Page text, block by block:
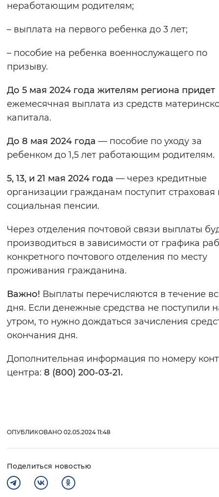
Звуковой ассистент
Воспроизвести Остановить
неработающим родителям;
– выплата на первого ребенка до 3 лет;
– пособие на ребенка военнослужащего по
призыву.
До 5 мая 2024 года жителям региона придет
ежемесячная выплата из средств
капитала.
До 8 мая 2024 года — пособие по уходу за
ребенком до 1,5 лет работающим родителям.
5, 13, и 21 мая 2024 года — через кредитные
организации гражданам поступит страховая
социальная пенсии.
Через отделения почтовой связи выплаты
производиться в зависимости от графика
конкретного почтового отделения по месту
проживания гражданина.
Важно! Выплаты перечисляются в течение
дня. Если денежные средства не поступили
утром, то нужно дождаться зачисления
окончания дня.
Дополнительная информация по номеру
центра: 8 (800) 200-03-21.
ОПУБЛИКОВАНО 02.05.2024 11:48
Поделиться новостью